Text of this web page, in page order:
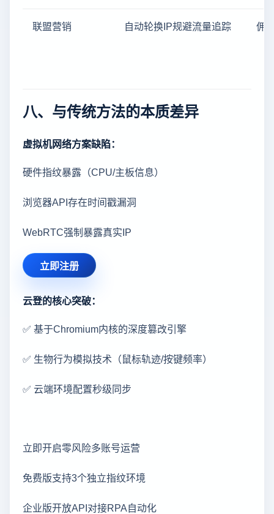
联盟营销 自动轮换IP规避流量追踪 佣
八、与传统方法的本质差异
虚拟机网络方案缺陷：
硬件指纹暴露（CPU/主板信息）
浏览器API存在时间戳漏洞
WebRTC强制暴露真实IP
立即注册
云登的核心突破：
✅ 基于Chromium内核的深度篡改引擎
✅ 生物行为模拟技术（鼠标轨迹/按键频率）
✅ 云端环境配置秒级同步
立即开启零风险多账号运营
免费版支持3个独立指纹环境
企业版开放API对接RPA自动化